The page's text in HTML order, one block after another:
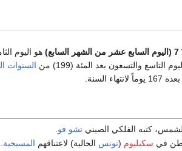
هو اليوم
التاسع والتسعون بعد المئة (199) من السنوات
لانتهاء السنة.
كتبه الفلكي الصينيتشو فو
سكيليوم (تونس الحالية) لاعتناقهم المسيحية